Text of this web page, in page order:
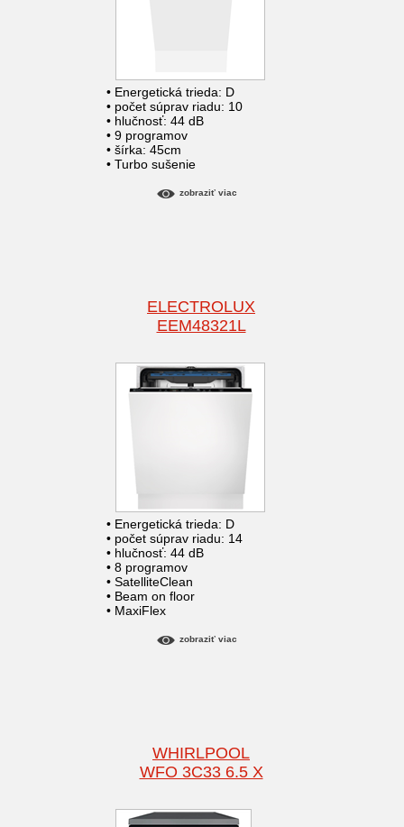
• Energetická trieda: D
• počet súprav riadu: 10
• hlučnosť: 44 dB
• 9 programov
• šírka: 45cm
• Turbo sušenie
zobraziť viac
ELECTROLUX
EEM48321L
• Energetická trieda: D
• počet súprav riadu: 14
• hlučnosť: 44 dB
• 8 programov
• SatelliteClean
• Beam on floor
• MaxiFlex
zobraziť viac
WHIRLPOOL
WFO 3C33 6.5 X